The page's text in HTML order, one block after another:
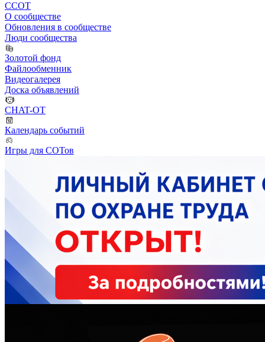
ССОТ
О сообществе
Обновления в сообществе
Люди сообщества
Золотой фонд
Файлообменник
Видеогалерея
Доска объявлений
CHAT-OT
Календарь событий
Игры для СОТов